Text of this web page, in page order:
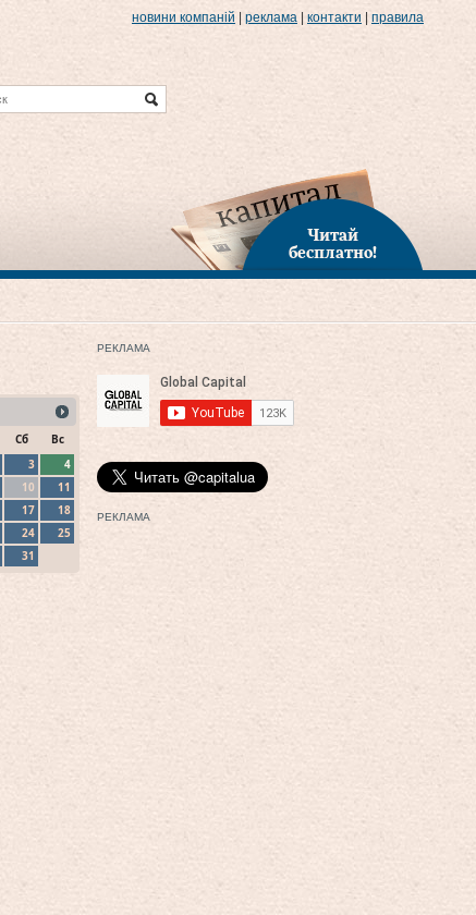
новини компаній реклама контакти правила
Читай
бесплатно!
Сб
Вс
3
4
10
11
17
18
24
25
31
РЕКЛАМА
РЕКЛАМА